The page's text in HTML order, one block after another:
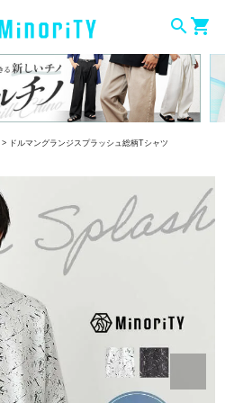
searchshopping_cart
ドルマングランジスプラッシュ総柄Tシャツ